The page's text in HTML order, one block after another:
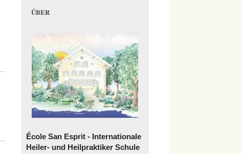
ÜBER
École San Esprit - Internationale
Heiler- und Heilpraktiker Schule